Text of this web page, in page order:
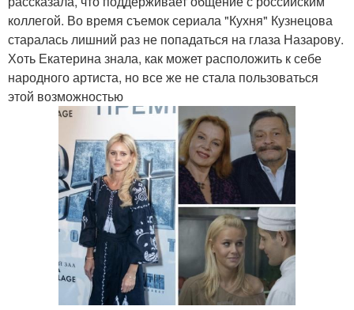
коллегой. Во время съемок сериала "Кухня" Кузнецова
старалась лишний раз не попадаться на глаза Назарову.
Хоть Екатерина знала, как может расположить к себе
народного артиста, но все же не стала пользоваться
этой возможностью